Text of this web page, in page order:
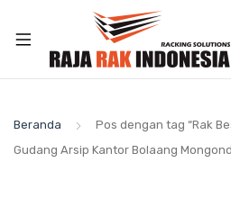
Beranda
Pos dengan tag “Rak
Gudang Arsip Kantor Bolaang